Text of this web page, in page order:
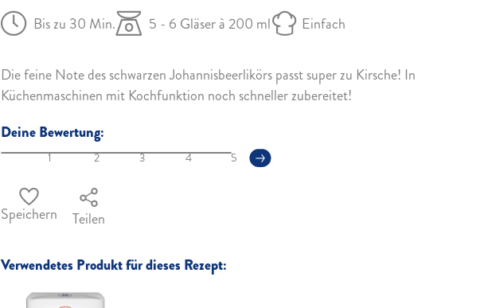
Bis zu 30 Min.
5 - 6 Gläser à 200 ml Einfach
Die feine Note des schwarzen Johannisbeerlikörs passt super zu Kirsche! In
Küchenmaschinen mit Kochfunktion noch schneller zubereitet!
Deine Bewertung:
1 2 3 4 5
Speichern Teilen
Verwendetes Produkt für dieses Rezept: